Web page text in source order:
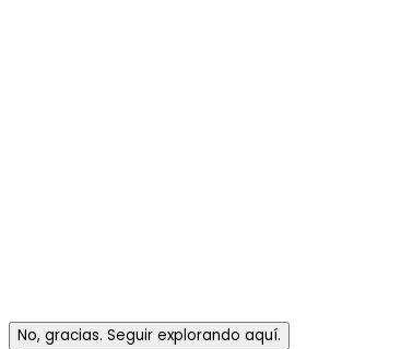
No, gracias. Seguir explorando aquí.